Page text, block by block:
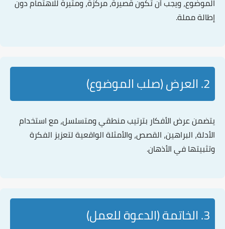
إطالة مملة.
2. العرض (صلب الموضوع)
يتضمن عرض الأفكار بترتيب منطقيومتسلسل، مع استخدام
الأدلة، البراهين، القصص، والأمثلة الواقعية لتعزيز الفكرة
وتثبيتها في الأذهان.
3. الخاتمة (الدعوة للعمل)